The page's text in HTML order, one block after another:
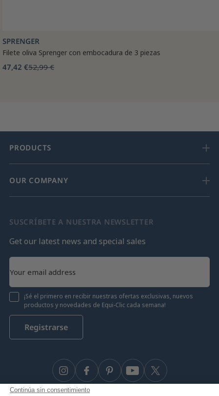
Continúa sin consentimiento
SPRENGER
Filete oliva Sprenger con embocadura de 3 piezas
47,42 €52,99 €
PRODUCTS
OUR COMPANY
SUSCRÍBETE A NUESTRA NEWSLETTER
Get our latest news and special sales
¡Sé el primero en recibir nuestras ofertas exclusivas, nuevos
productos y novedades de Equi-Clic cada semana!
Registrarse
Facebook Twitter
YouTube
Pinterest
Instagram